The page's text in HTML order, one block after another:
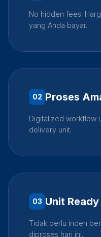
No hidden fees.
yang Anda bayar.
02 Proses
Digitalized workflow
delivery unit.
03 Unit
Tidak perlu inden
diproses hari ini.